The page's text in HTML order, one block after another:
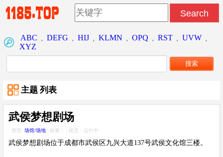
ABC DEFG HIJ KLMN OPQ RST UVW
XYZ
主题 列表
武侯梦想剧场
类型: 场馆/场地 | 标签： | 状态：运行中
武侯梦想剧场位于成都市武侯区九兴大道137号武侯文化馆三楼。